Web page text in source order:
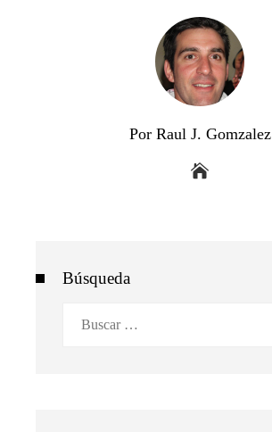
Por Raul J. Gomzalez
Búsqueda